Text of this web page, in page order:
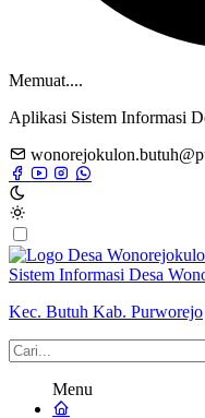
Memuat....
Aplikasi Sistem Informasi
Sistem Informasi Desa
Kec. Butuh Kab. Purworejo
Menu